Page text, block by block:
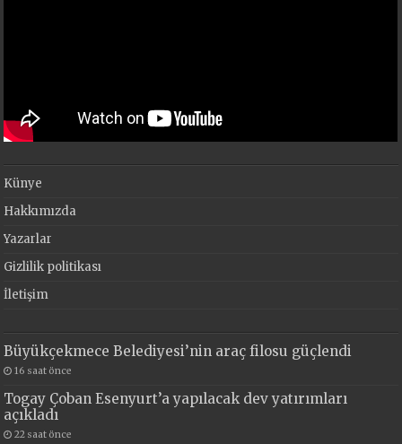
Künye
Hakkımızda
Yazarlar
Gizlilik politikası
İletişim
Büyükçekmece Belediyesi’nin araç filosu güçlendi
16 saat önce
Togay Çoban Esenyurt’a yapılacak dev yatırımları
açıkladı
22 saat önce